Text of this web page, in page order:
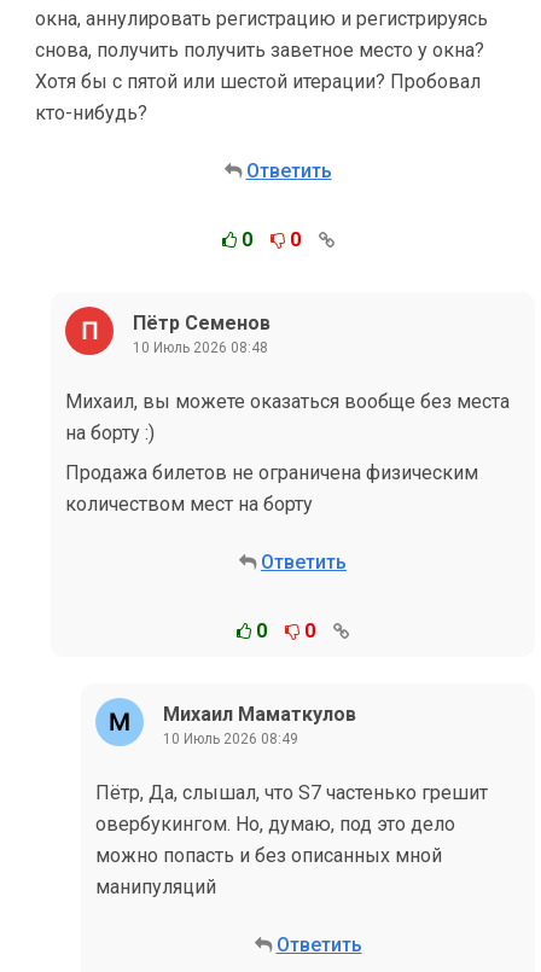
окна, аннулировать регистрацию и регистрируясь
снова, получить получить заветное место у окна?
Хотя бы с пятой или шестой итерации? Пробовал
кто-нибудь?
Ответить
0 0
Пётр Семенов
10 Июль 2026 08:48
Михаил, вы можете оказаться вообще без места
на борту :)
Продажа билетов не ограничена физическим
количеством мест на борту
Ответить
0 0
Михаил Маматкулов
10 Июль 2026 08:49
Пётр, Да, слышал, что S7 частенько грешит
овербукингом. Но, думаю, под это дело
можно попасть и без описанных мной
манипуляций
Ответить